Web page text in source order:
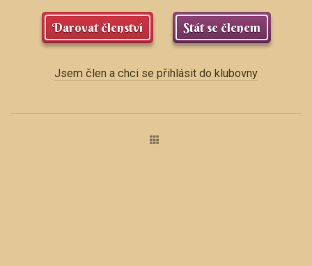
Darovat členství Stát se členem
Jsem člen a chci se přihlásit do klubovny